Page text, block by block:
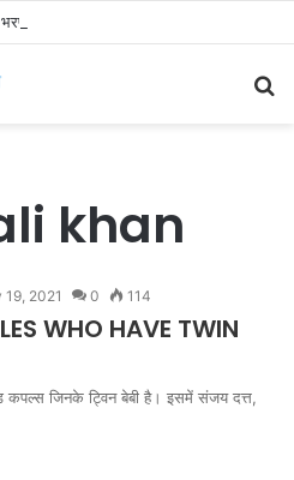
और स्वस्थ नाश्ता बनाएं!
khan
2021 0 114
WHO HAVE TWIN
कपल्स जिनके ट्विन बेबी है। इसमें संजय दत्त,